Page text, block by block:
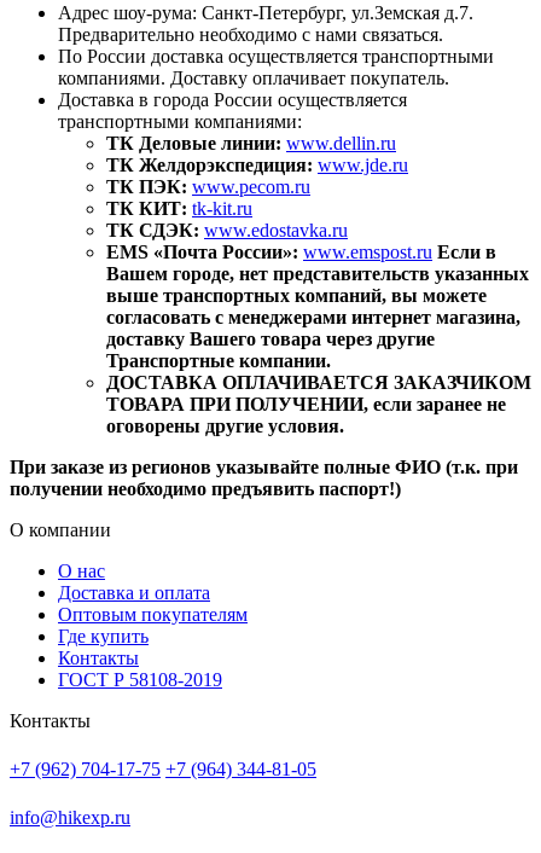
Адрес шоу-рума: Санкт-Петербург, ул.Земская д.7.
Предварительно необходимо с нами связаться.
По России доставка осуществляется транспортными
компаниями. Доставку оплачивает покупатель.
Доставка в города России осуществляется
транспортными компаниями:
ТК Деловые линии: www.dellin.ru
ТК Желдорэкспедиция: www.jde.ru
ТК ПЭК: www.pecom.ru
ТК КИТ: tk-kit.ru
ТК СДЭК: www.edostavka.ru
EMS «Почта России»: www.emspost.ru Если в
Вашем городе, нет представительств указанных
выше транспортных компаний, вы можете
согласовать с менеджерами интернет магазина,
доставку Вашего товара через другие
Транспортные компании.
ДОСТАВКА ОПЛАЧИВАЕТСЯ ЗАКАЗЧИКОМ
ТОВАРА ПРИ ПОЛУЧЕНИИ, если заранее не
оговорены другие условия.
При заказе из регионов указывайте полные ФИО (т.к. при
получении необходимо предъявить паспорт!)
О компании
О нас
Доставка и оплата
Оптовым покупателям
Где купить
Контакты
ГОСТ Р 58108-2019
Контакты
+7 (962) 704-17-75 +7 (964) 344-81-05
info@hikexp.ru